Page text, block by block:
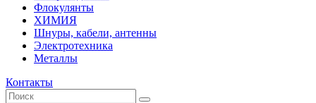
Флокулянты
ХИМИЯ
Шнуры, кабели, антенны
Электротехника
Металлы
Контакты